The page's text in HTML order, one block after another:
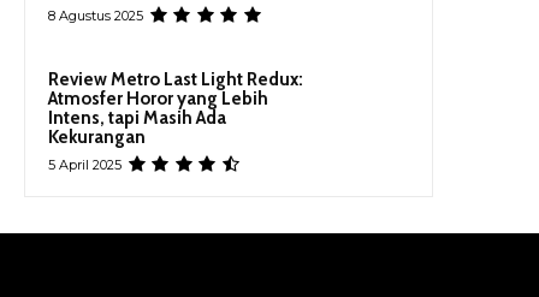
8 Agustus 2025
Review Metro Last Light Redux:
Atmosfer Horor yang Lebih
Intens, tapi Masih Ada
Kekurangan
5 April 2025